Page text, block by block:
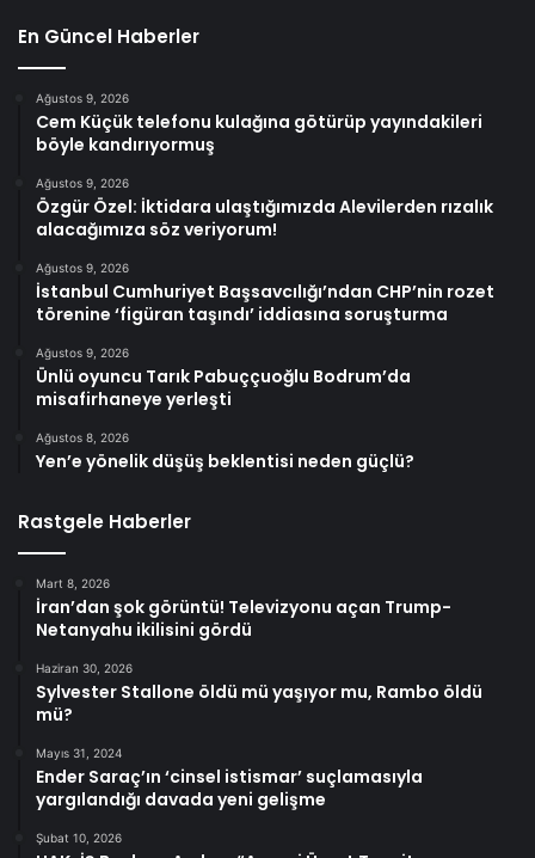
En Güncel Haberler
Ağustos 9, 2026
Cem Küçük telefonu kulağına götürüp yayındakileri
böyle kandırıyormuş
Ağustos 9, 2026
Özgür Özel: İktidara ulaştığımızda Alevilerden rızalık
alacağımıza söz veriyorum!
Ağustos 9, 2026
İstanbul Cumhuriyet Başsavcılığı’ndan CHP’nin rozet
törenine ‘figüran taşındı’ iddiasına soruşturma
Ağustos 9, 2026
Ünlü oyuncu Tarık Pabuççuoğlu Bodrum’da
misafirhaneye yerleşti
Ağustos 8, 2026
Yen’e yönelik düşüş beklentisi neden güçlü?
Rastgele Haberler
Mart 8, 2026
İran’dan şok görüntü! Televizyonu açan Trump-
Netanyahu ikilisini gördü
Haziran 30, 2026
Sylvester Stallone öldü mü yaşıyor mu, Rambo öldü
mü?
Mayıs 31, 2024
Ender Saraç’ın ‘cinsel istismar’ suçlamasıyla
yargılandığı davada yeni gelişme
Şubat 10, 2026